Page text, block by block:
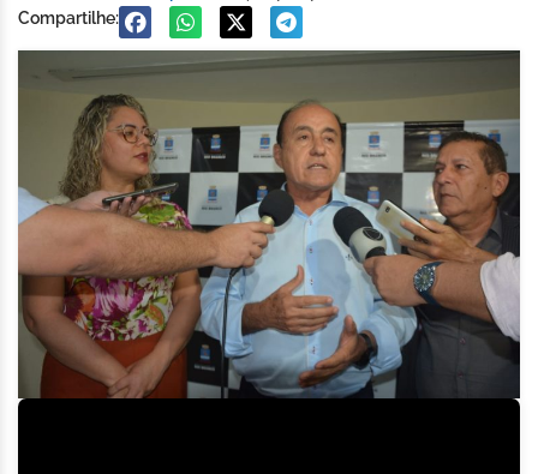
Compartilhe: